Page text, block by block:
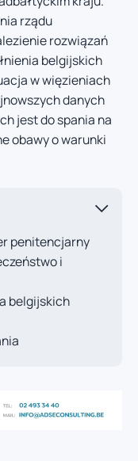
rządu
rozwiązań
belgijskich
w więzieniach
danych
jest do spania na
obawy o warunki
penitencjarny
i
belgijskich